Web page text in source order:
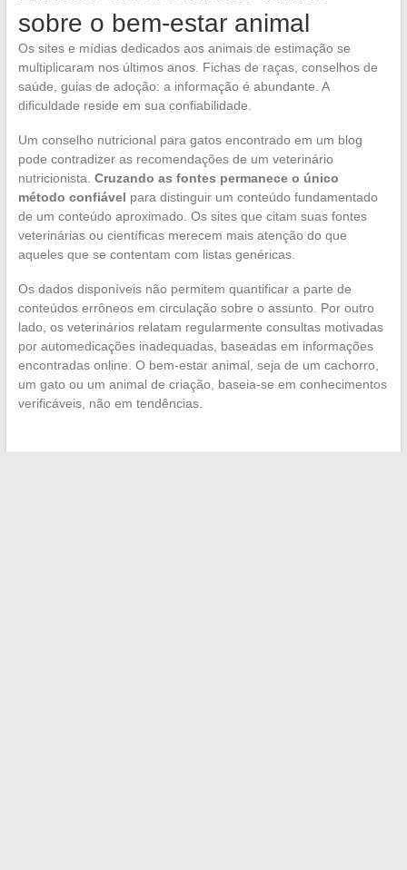
sobre o bem-estar animal
Os sites e mídias dedicados aos animais de estimação se
multiplicaram nos últimos anos. Fichas de raças, conselhos de
saúde, guias de adoção: a informação é abundante. A
dificuldade reside em sua confiabilidade.
Um conselho nutricional para gatos encontrado em um blog
pode contradizer as recomendações de um veterinário
nutricionista. Cruzando as fontes permanece o único
método confiável para distinguir um conteúdo fundamentado
de um conteúdo aproximado. Os sites que citam suas fontes
veterinárias ou científicas merecem mais atenção do que
aqueles que se contentam com listas genéricas.
Os dados disponíveis não permitem quantificar a parte de
conteúdos errôneos em circulação sobre o assunto. Por outro
lado, os veterinários relatam regularmente consultas motivadas
por automedicações inadequadas, baseadas em informações
encontradas online. O bem-estar animal, seja de um cachorro,
um gato ou um animal de criação, baseia-se em conhecimentos
verificáveis, não em tendências.